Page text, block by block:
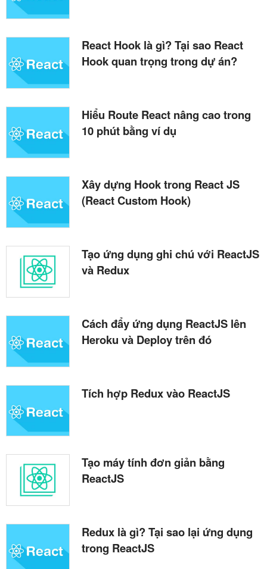
React Hook là gì? Tại sao React
Hook quan trọng trong dự án?
Hiểu Route React nâng cao trong
10 phút bằng ví dụ
Xây dựng Hook trong React JS
(React Custom Hook)
Tạo ứng dụng ghi chú với ReactJS
và Redux
Cách đẩy ứng dụng ReactJS lên
Heroku và Deploy trên đó
Tích hợp Redux vào ReactJS
Tạo máy tính đơn giản bằng
ReactJS
Redux là gì? Tại sao lại ứng dụng
trong ReactJS